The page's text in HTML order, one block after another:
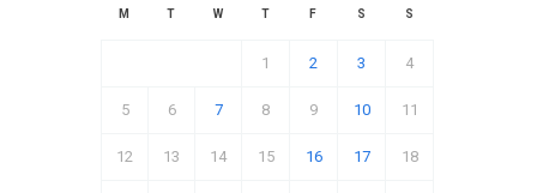
M T W T F S S
1 2 3 4
5 6 7 8 9 10 11
12 13 14 15 16 17 18